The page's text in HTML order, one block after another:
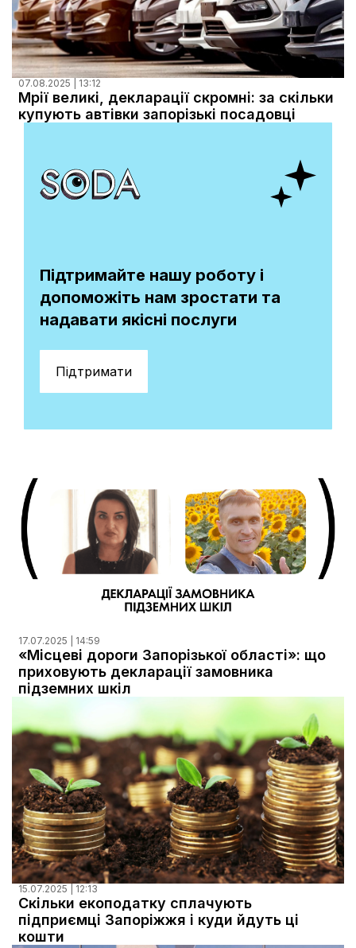
07.08.2025 | 13:12
Мрії великі, декларації скромні: за скільки
купують автівки запорізькі посадовці
Підтримайте нашу роботу і
допоможіть нам зростати та
надавати якісні послуги
Підтримати
17.07.2025 | 14:59
«Місцеві дороги Запорізької області»: що
приховують декларації замовника
підземних шкіл
15.07.2025 | 12:13
Скільки екоподатку сплачують
підприємці Запоріжжя і куди йдуть ці
кошти